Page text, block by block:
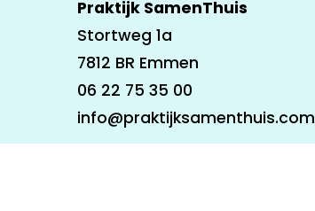
Praktijk SamenThuis
Stortweg 1a
7812 BR Emmen
06 22 75 35 00
info@praktijksamenthuis.com